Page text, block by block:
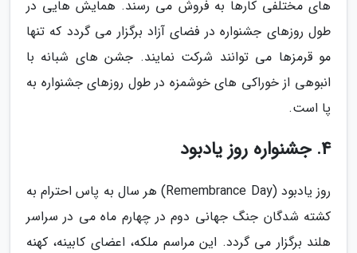
های مختلفی کارها به فروش می رسند. همایش هایی در
طول روزهای جشنواره در فضای آزاد برگزار می گردد که تنها
مو قرمزها می توانند شرکت نمایند. جشن های شبانه با
انبوهی از خوراکی های خوشمزه در طول روزهای جشنواره به
پا است.
4. جشنواره روز یادبود
روز یادبود (Remembrance Day) هر سال به پاس احترام به
کشته شدگان جنگ جهانی دوم در چهارم ماه می در سراسر
هلند برگزار می گردد. این مراسم ملکه، اعضای کابینه، کهنه